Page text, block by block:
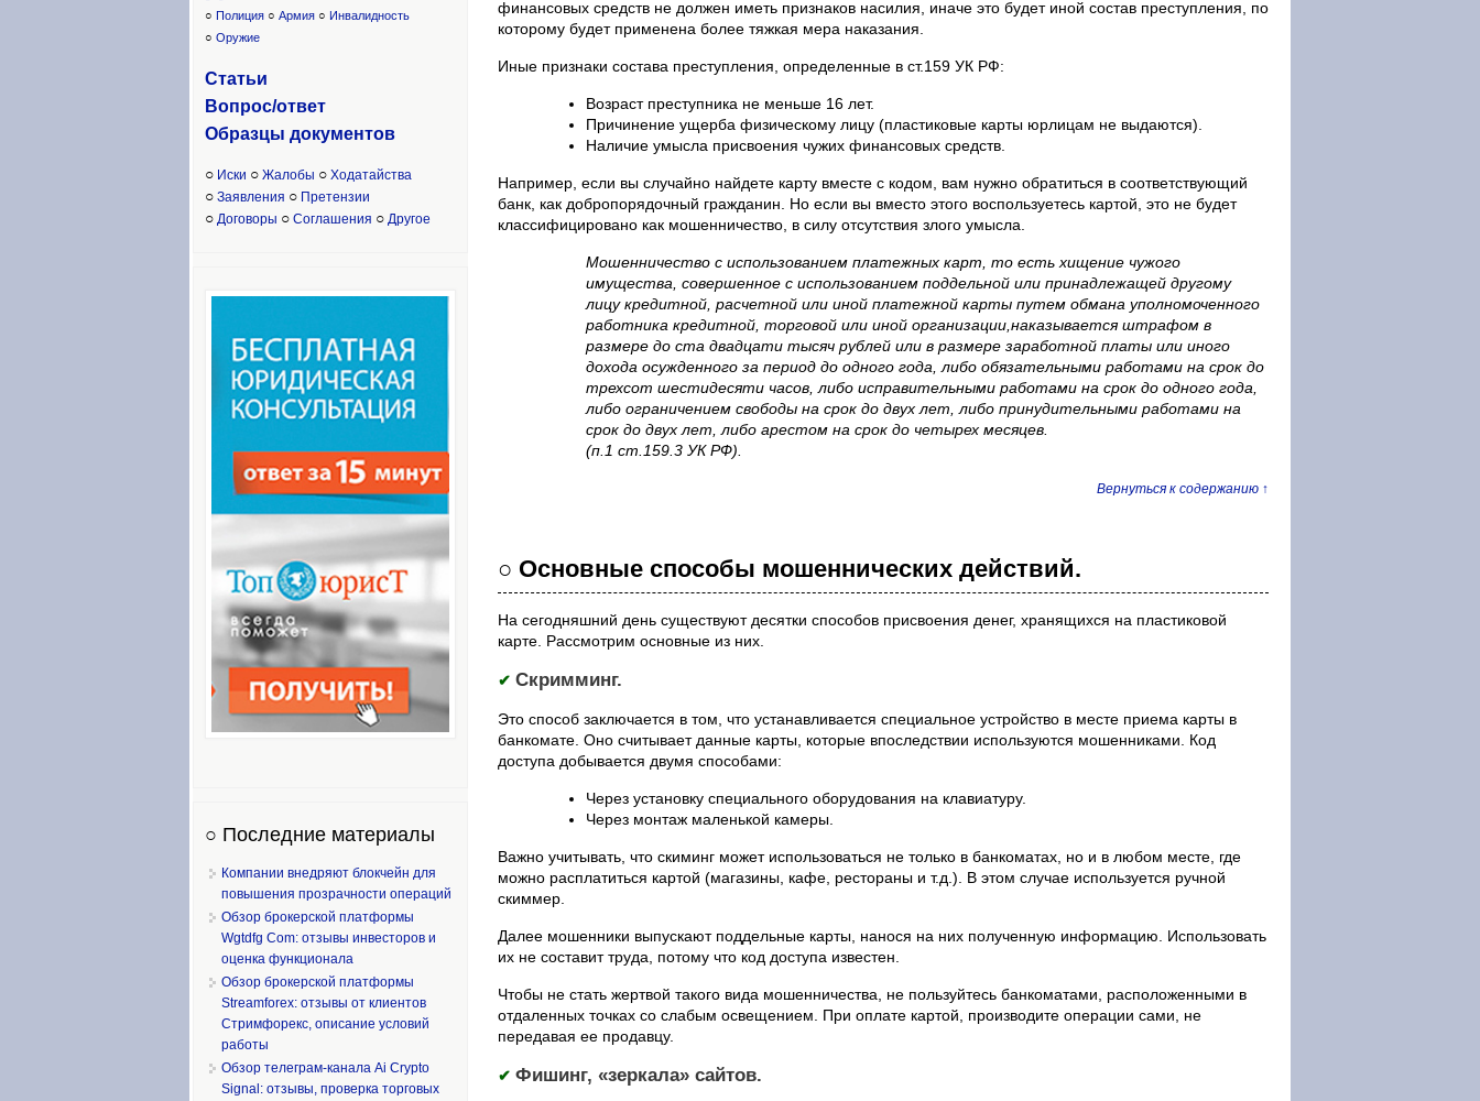
финансовых средств не должен иметь признаков насилия, иначе это будет иной состав преступления, по
которому будет применена более тяжкая мера наказания.
Иные признаки состава преступления, определенные в ст.159 УК РФ:
Возраст преступника не меньше 16 лет.
Причинение ущерба физическому лицу (пластиковые карты юрлицам не выдаются).
Наличие умысла присвоения чужих финансовых средств.
Например, если вы случайно найдете карту вместе с кодом, вам нужно обратиться в соответствующий
банк, как добропорядочный гражданин. Но если вы вместо этого воспользуетесь картой, это не будет
классифицировано как мошенничество, в силу отсутствия злого умысла.
Мошенничество с использованием платежных карт, то есть хищение чужого
имущества, совершенное с использованием поддельной или принадлежащей другому
лицу кредитной, расчетной или иной платежной карты путем обмана уполномоченного
работника кредитной, торговой или иной организации,наказывается штрафом в
размере до ста двадцати тысяч рублей или в размере заработной платы или иного
дохода осужденного за период до одного года, либо обязательными работами на срок до
трехсот шестидесяти часов, либо исправительными работами на срок до одного года,
либо ограничением свободы на срок до двух лет, либо принудительными работами на
срок до двух лет, либо арестом на срок до четырех месяцев.
(п.1 ст.159.3 УК РФ).
Вернуться к содержанию ↑
○ Основные способы мошеннических действий.
На сегодняшний день существуют десятки способов присвоения денег, хранящихся на пластиковой
карте. Рассмотрим основные из них.
✔ Скримминг.
Это способ заключается в том, что устанавливается специальное устройство в месте приема карты в
банкомате. Оно считывает данные карты, которые впоследствии используются мошенниками. Код
доступа добывается двумя способами:
Через установку специального оборудования на клавиатуру.
Через монтаж маленькой камеры.
Важно учитывать, что скиминг может использоваться не только в банкоматах, но и в любом месте, где
можно расплатиться картой (магазины, кафе, рестораны и т.д.). В этом случае используется ручной
скиммер.
Далее мошенники выпускают поддельные карты, нанося на них полученную информацию. Использовать
их не составит труда, потому что код доступа известен.
Чтобы не стать жертвой такого вида мошенничества, не пользуйтесь банкоматами, расположенными в
отдаленных точках со слабым освещением. При оплате картой, производите операции сами, не
передавая ее продавцу.
✔ Фишинг, «зеркала» сайтов.
○ Полиция ○ Армия ○ Инвалидность
○ Оружие
Статьи
Вопрос/ответ
Образцы документов
○ Иски ○ Жалобы ○ Ходатайства
○ Заявления ○ Претензии
○ Договоры ○ Соглашения ○ Другое
○ Последние материалы
Компании внедряют блокчейн для
повышения прозрачности операций
Обзор брокерской платформы
Wgtdfg Com: отзывы инвесторов и
оценка функционала
Обзор брокерской платформы
Streamforex: отзывы от клиентов
Стримфорекс, описание условий
работы
Обзор телеграм-канала Ai Crypto
Signal: отзывы, проверка торговых